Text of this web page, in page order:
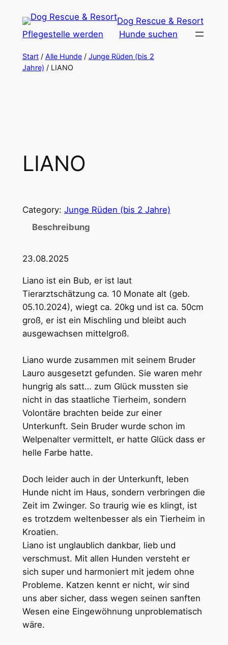
Inhalt
springen
Dog Rescue & Resort
Pflegestelle werden
Hunde suchen
Start/ Alle Hunde/ Junge Rüden (bis 2
Jahre) / LIANO
LIANO
Category: Junge Rüden (bis 2 Jahre)
Beschreibung
23.08.2025
Liano ist ein Bub, er ist laut
Tierarztschätzung ca. 10 Monate alt (geb.
05.10.2024), wiegt ca. 20kg und ist ca. 50cm
groß, er ist ein Mischling und bleibt auch
ausgewachsen mittelgroß.
Liano wurde zusammen mit seinem Bruder
Lauro ausgesetzt gefunden. Sie waren mehr
hungrig als satt… zum Glück mussten sie
nicht in das staatliche Tierheim, sondern
Volontäre brachten beide zur einer
Unterkunft. Sein Bruder wurde schon im
Welpenalter vermittelt, er hatte Glück dass er
helle Farbe hatte.
Doch leider auch in der Unterkunft, leben
Hunde nicht im Haus, sondern verbringen die
Zeit im Zwinger. So traurig wie es klingt, ist
es trotzdem weltenbesser als ein Tierheim in
Kroatien.
Liano ist unglaublich dankbar, lieb und
verschmust. Mit allen Hunden versteht er
sich super und harmoniert mit jedem ohne
Probleme. Katzen kennt er nicht, wir sind
uns aber sicher, dass wegen seinen sanften
Wesen eine Eingewöhnung unproblematisch
wäre.